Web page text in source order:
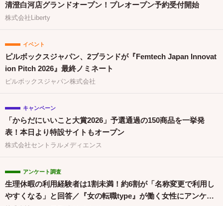
清澄白河店グランドオープン！プレオープン予約受付開始
株式会社Liberty
イベント
ピルボックスジャパン、2ブランドが『Femtech Japan Innovat
ion Pitch 2026』最終ノミネート
ピルボックスジャパン株式会社
キャンペーン
「からだにいいこと大賞2026」予選通過の150商品を一挙発
表！本日より特設サイトもオープン
株式会社セントラルメディエンス
アンケート調査
生理休暇の利用経験者は1割未満！約6割が「名称変更で利用し
やすくなる」と回答／『女の転職type』が働く女性にアンケー